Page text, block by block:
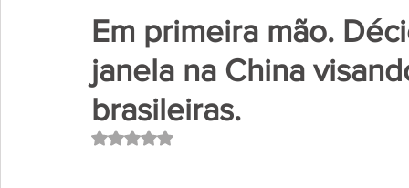
Em primeira mão.
janela na China
brasileiras.
Avaliado com NaN de 5 estrelas.